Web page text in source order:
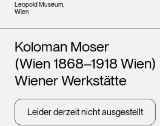
Leopold Museum,
Wien
Künstler*innen
Koloman Moser
(Wien 1868–1918 Wien)
Wiener Werkstätte
Leider derzeit nicht ausgestellt